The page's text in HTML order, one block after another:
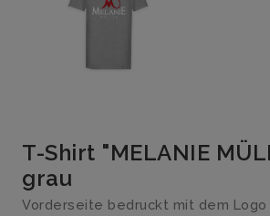
T-Shirt "MELANIE
grau
Vorderseite bedruckt mit dem Logo